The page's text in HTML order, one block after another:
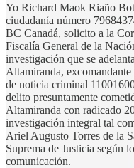
Yo Richard Maok Riaño
ciudadanía número
BC Canadá, solicito a la
Fiscalía General de la
investigación que se
Altamiranda,
de noticia criminal
delito presuntamente
Altamiranda con radicado
investigación integral tal
Ariel Augusto Torres de la
Suprema de Justicia según
comunicación.